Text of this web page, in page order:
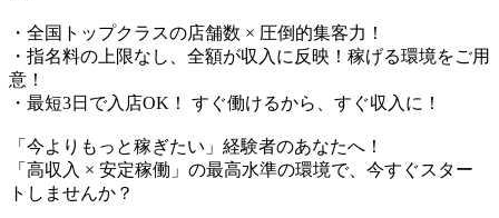
・全国トップクラスの店舗数 × 圧倒的集客力！
・指名料の上限なし、全額が収入に反映！稼げる環境をご用
意！
・最短3日で入店OK！ すぐ働けるから、すぐ収入に！
「今よりもっと稼ぎたい」経験者のあなたへ！
「高収入 × 安定稼働」の最高水準の環境で、今すぐスター
トしませんか？